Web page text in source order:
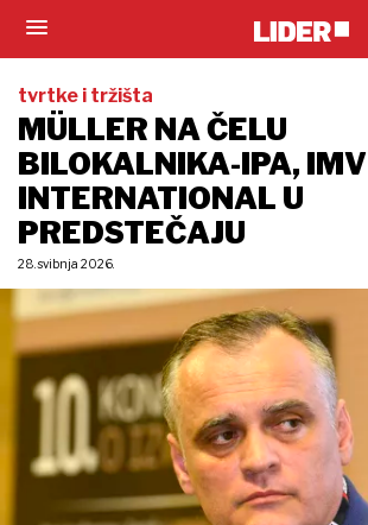
tvrtke i tržišta
MÜLLER NA ČELU
BILOKALNIKA-IPA, IMV
INTERNATIONAL U
PREDSTEČAJU
28. svibnja 2026.